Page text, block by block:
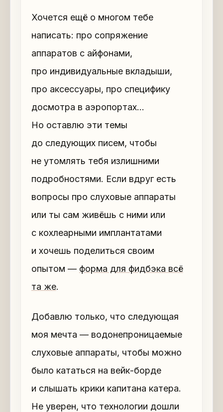
Хочется ещё о многом тебе
написать: про сопряжение
аппаратов с айфонами,
про индивидуальные вкладыши,
про аксессуары, про специфику
досмотра в аэропортах…
Но оставлю эти темы
до следующих писем, чтобы
не утомлять тебя излишними
подробностями. Если вдруг есть
вопросы про слуховые аппараты
или ты сам живёшь с ними или
с кохлеарными имплантатами
и хочешь поделиться своим
опытом — форма для фидбэка всё
та же.
Добавлю только, что следующая
моя мечта — водонепроницаемые
слуховые аппараты, чтобы можно
было кататься на вейк-борде
и слышать крики капитана катера.
Не уверен, что технологии дошли